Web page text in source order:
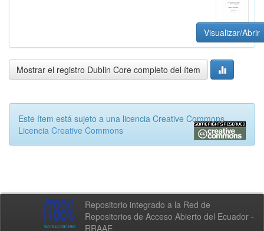
Visualizar/Abrir
Mostrar el registro Dublin Core completo del ítem
Este ítem está sujeto a una licencia Creative Commons
Licencia Creative Commons
Repositorio integrado a la Red de
Repositorios de Acceso Abierto del Ecuador -
RRAAE